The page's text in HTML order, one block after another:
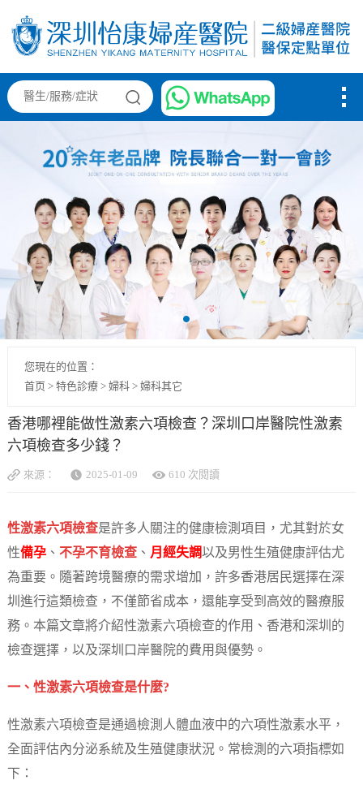
您現在的位置：
首页 > 特色診療> 婦科> 婦科其它
香港哪裡能做性激素六項檢查？深圳口岸醫院性激素
六項檢查多少錢？
來源： 2025-01-09 610 次閱讀
性激素六項檢查是許多人關注的健康檢測項目，尤其對於女
性備孕、 不孕不育檢查、 月經失調以及男性生殖健康評估尤
為重要。隨著跨境醫療的需求增加，許多香港居民選擇在深
圳進行這類檢查，不僅節省成本，還能享受到高效的醫療服
務。本篇文章將介紹性激素六項檢查的作用、香港和深圳的
檢查選擇，以及深圳口岸醫院的費用與優勢。
一、性激素六項檢查是什麼?
性激素六項檢查是通過檢測人體血液中的六項性激素水平，
全面評估內分泌系統及生殖健康狀況。常檢測的六項指標如
下：